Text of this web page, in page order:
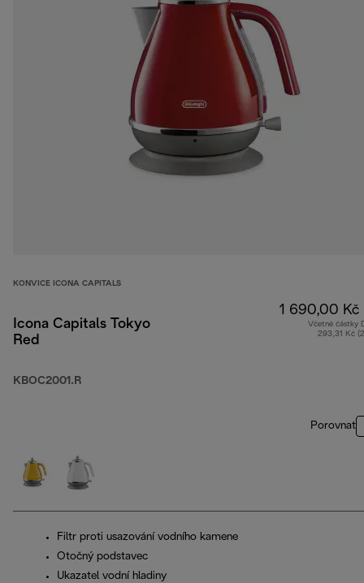
KONVICE ICONA CAPITALS
Icona Capitals Tokyo
Red
KBOC2001.R
1 690,00 Kč
Včetně částky
293,31 Kč
Porovnat
Filtr proti usazování vodního kamene
Otočný podstavec
Ukazatel vodní hladiny